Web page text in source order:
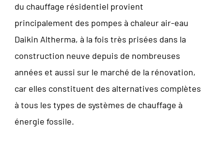
du chauffage résidentiel provient
principalement des pompes à chaleur air-eau
Daikin Altherma, à la fois très prisées dans la
construction neuve depuis de nombreuses
années et aussi sur le marché de la rénovation,
car elles constituent des alternatives complètes
à tous les types de systèmes de chauffage à
énergie fossile.